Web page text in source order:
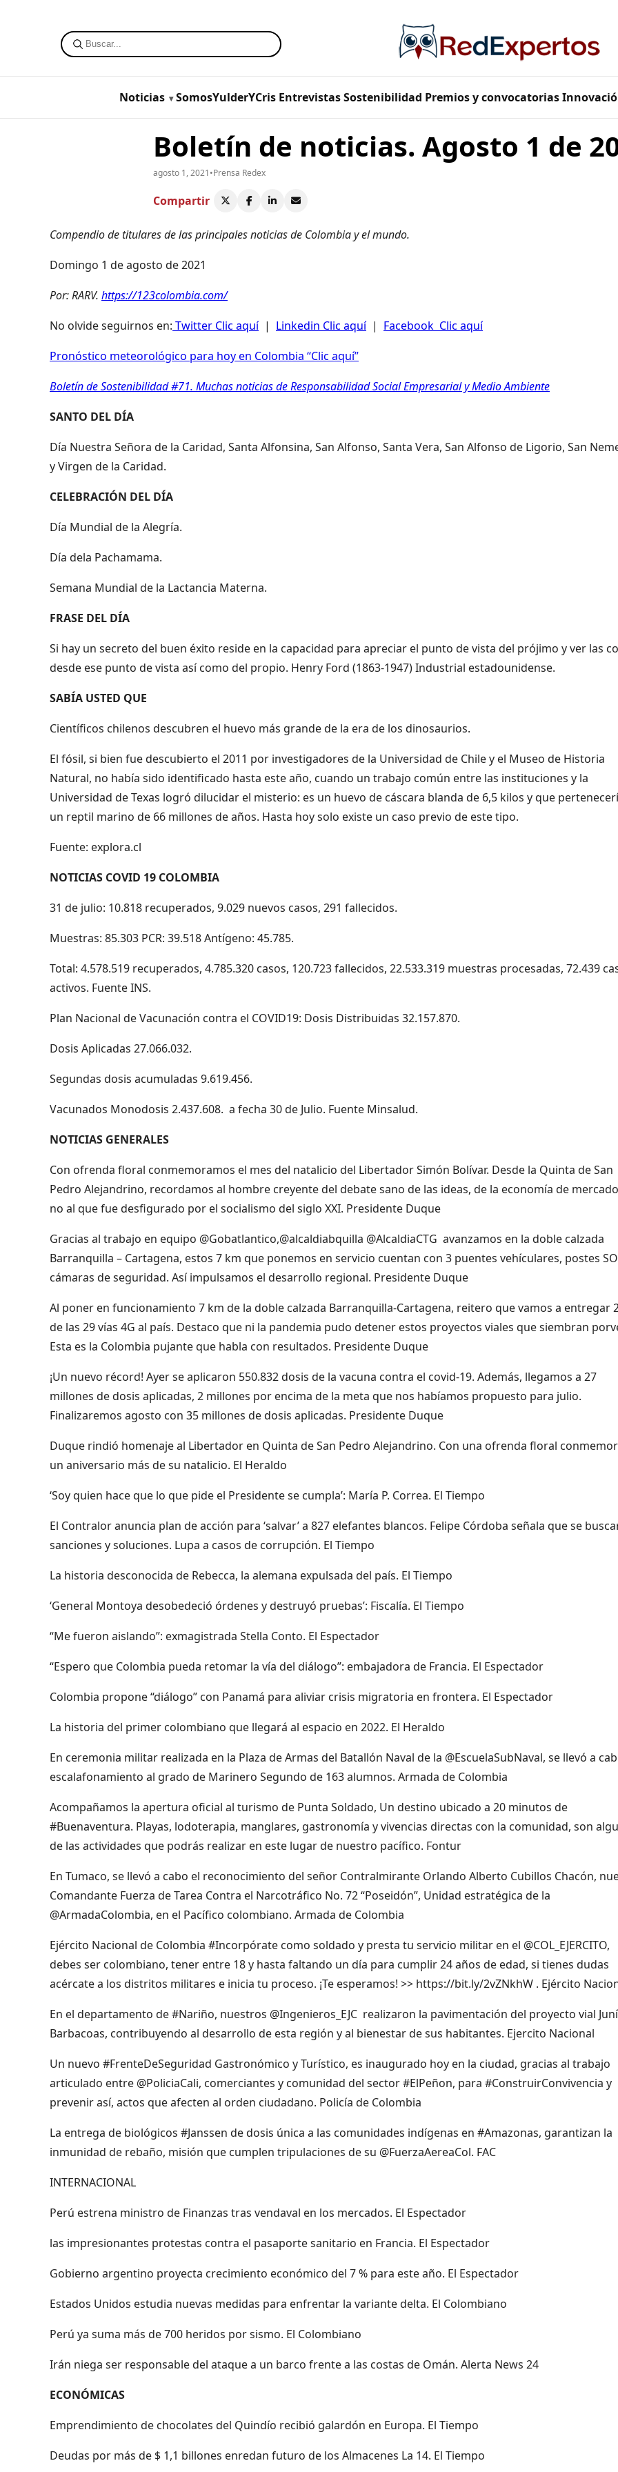
Noticias SomosYulderYCris Entrevistas Sostenibilidad Premios y convocatorias
Boletín de noticias. Agosto 1 de
agosto 1, 2021•Prensa Redex
Compartir
Compendio de titulares de las principales noticias de Colombia y el mundo.
Domingo 1 de agosto de 2021
Por: RARV. https://123colombia.com/
No olvide seguirnos en: Twitter Clic aquí| Linkedin Clic aquí| Facebook Clic aquí
Pronóstico meteorológico para hoy en Colombia “Clic aquí”
Boletín de Sostenibilidad #71. Muchas noticias de Responsabilidad Social Empresarial y Medio Ambiente
SANTO DEL DÍA
Día Nuestra Señora de la Caridad, Santa Alfonsina, San Alfonso, Santa Vera, San Alfonso de Ligorio, San
y Virgen de la Caridad.
CELEBRACIÓN DEL DÍA
Día Mundial de la Alegría.
Día dela Pachamama.
Semana Mundial de la Lactancia Materna.
FRASE DEL DÍA
Si hay un secreto del buen éxito reside en la capacidad para apreciar el punto de vista del prójimo y ver las
desde ese punto de vista así como del propio. Henry Ford (1863-1947) Industrial estadounidense.
SABÍA USTED QUE
Científicos chilenos descubren el huevo más grande de la era de los dinosaurios.
El fósil, si bien fue descubierto el 2011 por investigadores de la Universidad de Chile y el Museo de Historia
Natural, no había sido identificado hasta este año, cuando un trabajo común entre las instituciones y la
Universidad de Texas logró dilucidar el misterio: es un huevo de cáscara blanda de 6,5 kilos y que
un reptil marino de 66 millones de años. Hasta hoy solo existe un caso previo de este tipo.
Fuente: explora.cl
NOTICIAS COVID 19 COLOMBIA
31 de julio: 10.818 recuperados, 9.029 nuevos casos, 291 fallecidos.
Muestras: 85.303 PCR: 39.518 Antígeno: 45.785.
Total: 4.578.519 recuperados, 4.785.320 casos, 120.723 fallecidos, 22.533.319 muestras procesadas, 72.439
activos. Fuente INS.
Plan Nacional de Vacunación contra el COVID19: Dosis Distribuidas 32.157.870.
Dosis Aplicadas 27.066.032.
Segundas dosis acumuladas 9.619.456.
Vacunados Monodosis 2.437.608. a fecha 30 de Julio. Fuente Minsalud.
NOTICIAS GENERALES
Con ofrenda floral conmemoramos el mes del natalicio del Libertador Simón Bolívar. Desde la Quinta de San
Pedro Alejandrino, recordamos al hombre creyente del debate sano de las ideas, de la economía de
no al que fue desfigurado por el socialismo del siglo XXI. Presidente Duque
Gracias al trabajo en equipo @Gobatlantico,@alcaldiabquilla @AlcaldiaCTG avanzamos en la doble calzada
Barranquilla – Cartagena, estos 7 km que ponemos en servicio cuentan con 3 puentes vehículares, postes
cámaras de seguridad. Así impulsamos el desarrollo regional. Presidente Duque
Al poner en funcionamiento 7 km de la doble calzada Barranquilla-Cartagena, reitero que vamos a entregar
de las 29 vías 4G al país. Destaco que ni la pandemia pudo detener estos proyectos viales que siembran
Esta es la Colombia pujante que habla con resultados. Presidente Duque
¡Un nuevo récord! Ayer se aplicaron 550.832 dosis de la vacuna contra el covid-19. Además, llegamos a 27
millones de dosis aplicadas, 2 millones por encima de la meta que nos habíamos propuesto para julio.
Finalizaremos agosto con 35 millones de dosis aplicadas. Presidente Duque
Duque rindió homenaje al Libertador en Quinta de San Pedro Alejandrino. Con una ofrenda floral
un aniversario más de su natalicio. El Heraldo
‘Soy quien hace que lo que pide el Presidente se cumpla’: María P. Correa. El Tiempo
El Contralor anuncia plan de acción para ‘salvar’ a 827 elefantes blancos. Felipe Córdoba señala que se
sanciones y soluciones. Lupa a casos de corrupción. El Tiempo
La historia desconocida de Rebecca, la alemana expulsada del país. El Tiempo
‘General Montoya desobedeció órdenes y destruyó pruebas’: Fiscalía. El Tiempo
“Me fueron aislando”: exmagistrada Stella Conto. El Espectador
“Espero que Colombia pueda retomar la vía del diálogo”: embajadora de Francia. El Espectador
Colombia propone “diálogo” con Panamá para aliviar crisis migratoria en frontera. El Espectador
La historia del primer colombiano que llegará al espacio en 2022. El Heraldo
En ceremonia militar realizada en la Plaza de Armas del Batallón Naval de la @EscuelaSubNaval, se llevó a
escalafonamiento al grado de Marinero Segundo de 163 alumnos. Armada de Colombia
Acompañamos la apertura oficial al turismo de Punta Soldado, Un destino ubicado a 20 minutos de
#Buenaventura. Playas, lodoterapia, manglares, gastronomía y vivencias directas con la comunidad, son
de las actividades que podrás realizar en este lugar de nuestro pacífico. Fontur
En Tumaco, se llevó a cabo el reconocimiento del señor Contralmirante Orlando Alberto Cubillos Chacón,
Comandante Fuerza de Tarea Contra el Narcotráfico No. 72 “Poseidón”, Unidad estratégica de la
@ArmadaColombia, en el Pacífico colombiano. Armada de Colombia
Ejército Nacional de Colombia #Incorpórate como soldado y presta tu servicio militar en el @COL_EJERCITO,
debes ser colombiano, tener entre 18 y hasta faltando un día para cumplir 24 años de edad, si tienes dudas
acércate a los distritos militares e inicia tu proceso. ¡Te esperamos! >> https://bit.ly/2vZNkhW . Ejército
En el departamento de #Nariño, nuestros @Ingenieros_EJC realizaron la pavimentación del proyecto vial
Barbacoas, contribuyendo al desarrollo de esta región y al bienestar de sus habitantes. Ejercito Nacional
Un nuevo #FrenteDeSeguridad Gastronómico y Turístico, es inaugurado hoy en la ciudad, gracias al trabajo
articulado entre @PoliciaCali, comerciantes y comunidad del sector #ElPeñon, para #ConstruirConvivencia y
prevenir así, actos que afecten al orden ciudadano. Policía de Colombia
La entrega de biológicos #Janssen de dosis única a las comunidades indígenas en #Amazonas, garantizan la
inmunidad de rebaño, misión que cumplen tripulaciones de su @FuerzaAereaCol. FAC
INTERNACIONAL
Perú estrena ministro de Finanzas tras vendaval en los mercados. El Espectador
las impresionantes protestas contra el pasaporte sanitario en Francia. El Espectador
Gobierno argentino proyecta crecimiento económico del 7 % para este año. El Espectador
Estados Unidos estudia nuevas medidas para enfrentar la variante delta. El Colombiano
Perú ya suma más de 700 heridos por sismo. El Colombiano
Irán niega ser responsable del ataque a un barco frente a las costas de Omán. Alerta News 24
ECONÓMICAS
Emprendimiento de chocolates del Quindío recibió galardón en Europa. El Tiempo
Deudas por más de $ 1,1 billones enredan futuro de los Almacenes La 14. El Tiempo